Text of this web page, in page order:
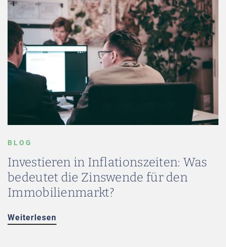
BLOG
Investieren in Inflationszeiten: Was
bedeutet die Zinswende für den
Immobilienmarkt?
Weiterlesen